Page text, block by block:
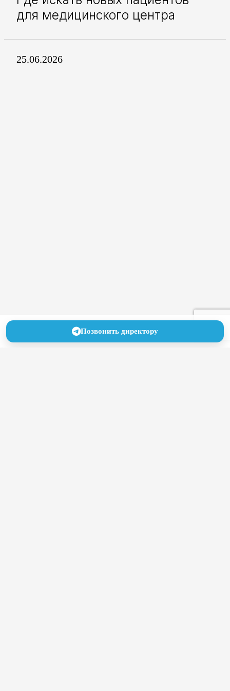
для медицинского центра
25.06.2026
Позвонить директору